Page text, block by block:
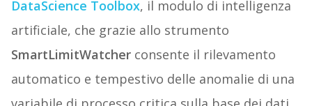
DataScience Toolbox, il modulo di intelligenza
artificiale, che grazie allo strumento
SmartLimitWatcherconsente il rilevamento
automatico e tempestivo delle anomalie di una